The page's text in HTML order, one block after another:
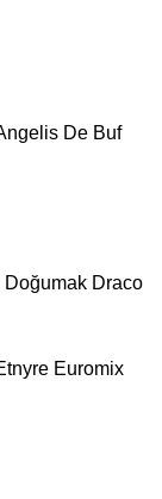
De Buf
Doğumak Draco
Euromix